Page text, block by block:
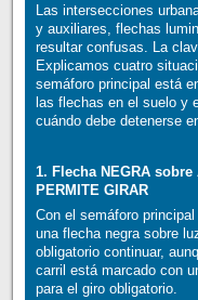
Las intersecciones
y auxiliares, flechas
resultar confusas. La
Explicamos cuatro
semáforo principal está
las flechas en el suelo y
cuándo debe detenerse
1. Flecha NEGRA
PERMITE GIRAR
Con el semáforo
una flecha negra sobre
obligatorio continuar,
carril está marcado con
para el giro obligatorio.